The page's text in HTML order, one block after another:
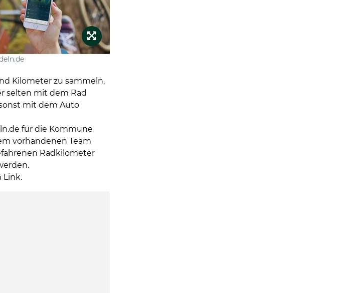
Kilometer zu sammeln.
selten mit dem Rad
mit dem Auto
für die Kommune
vorhandenen Team
Radkilometer
Link.